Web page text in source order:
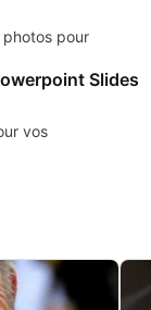
pour
Slides
vos